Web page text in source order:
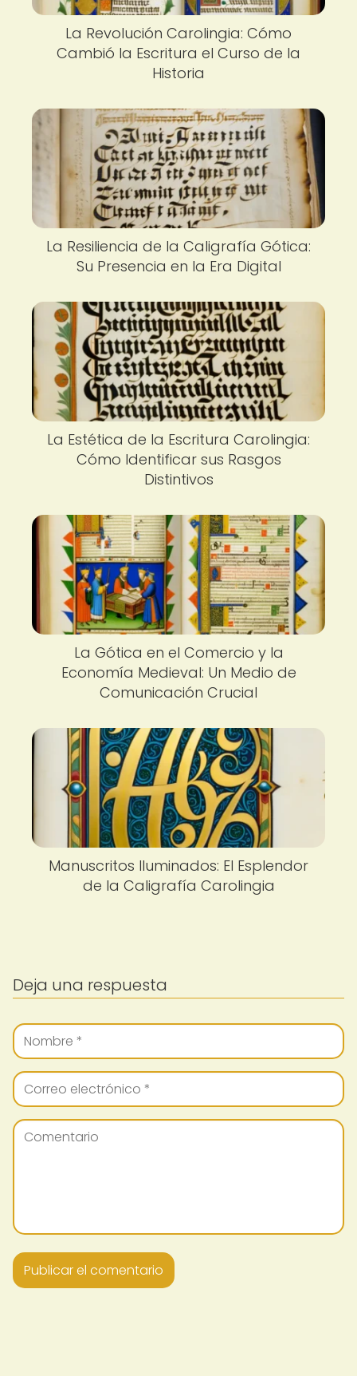
La Revolución Carolingia: Cómo
Cambió la Escritura el Curso de la
Historia
La Resiliencia de la Caligrafía Gótica:
Su Presencia en la Era Digital
La Estética de la Escritura Carolingia:
Cómo Identificar sus Rasgos
Distintivos
La Gótica en el Comercio y la
Economía Medieval: Un Medio de
Comunicación Crucial
Manuscritos Iluminados: El Esplendor
de la Caligrafía Carolingia
Deja una respuesta